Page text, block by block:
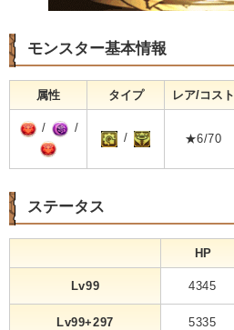
モンスター基本情報
属性 タイプ レア/コスト
/ /
/ ★6/70
ステータス
HP
Lv99 4345
Lv99+297 5335